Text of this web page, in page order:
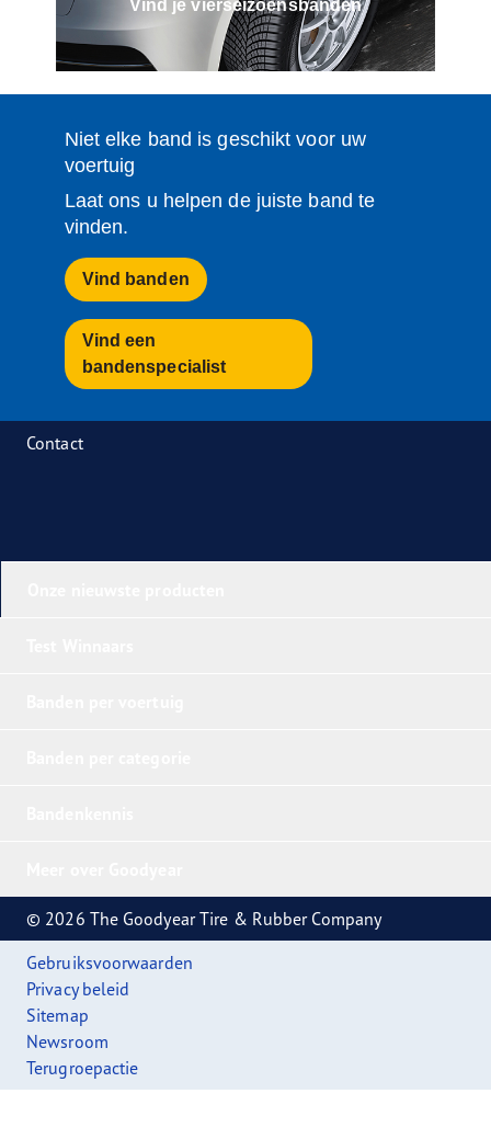
Vind je vierseizoensbanden
Niet elke band is geschikt voor uw
voertuig
Laat ons u helpen de juiste band te
vinden.
Vind banden
Vind een
bandenspecialist
Contact
© 2026 The Goodyear Tire & Rubber Company
Gebruiksvoorwaarden
Privacy beleid
Sitemap
Newsroom
Terugroepactie